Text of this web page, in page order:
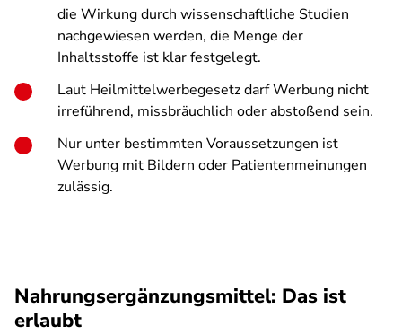
die Wirkung durch wissenschaftliche Studien
nachgewiesen werden, die Menge der
Inhaltsstoffe ist klar festgelegt.
Laut Heilmittelwerbegesetz darf Werbung nicht
irreführend, missbräuchlich oder abstoßend sein.
Nur unter bestimmten Voraussetzungen ist
Werbung mit Bildern oder Patientenmeinungen
zulässig.
Nahrungsergänzungsmittel: Das ist
erlaubt